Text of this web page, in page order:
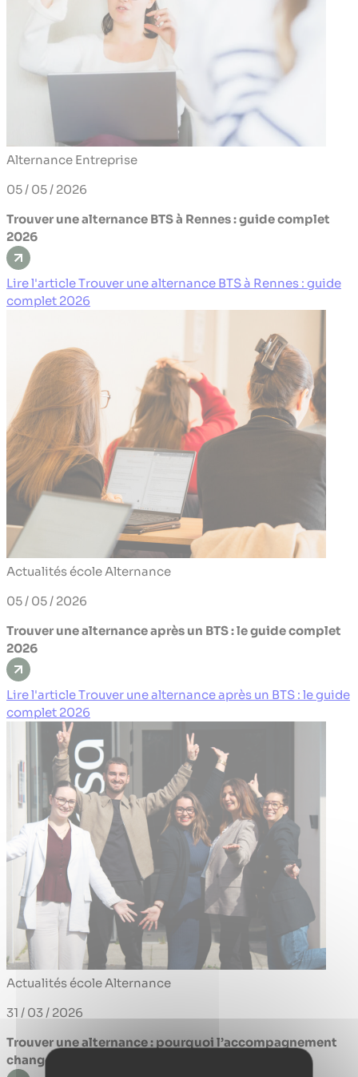
Alternance Entreprise
05 / 05 / 2026
Trouver une alternance BTS à Rennes : guide complet
2026
Lire l'article Trouver une alternance BTS à Rennes : guide
complet 2026
Actualités écoleAlternance
05 / 05 / 2026
Trouver une alternance après un BTS : le guide complet
2026
Lire l'article Trouver une alternance après un BTS : le guide
complet 2026
Actualités écoleAlternance
31 / 03 / 2026
Trouver une alternance : pourquoi l’accompagnement
change tout